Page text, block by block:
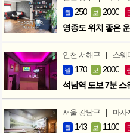
월 250 보 2000
영종도 위치 좋은
인천 서해구 | 스웨
월 170 보 2000
석남역 도보 7분 스
서울 강남구 | 마사
월 143 보 1100